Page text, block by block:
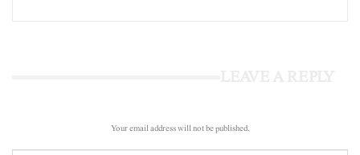
Your email address will not be published.